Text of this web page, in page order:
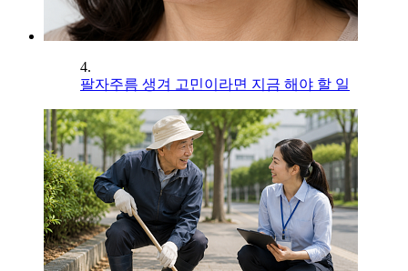
4.
팔자주름 생겨 고민이라면 지금 해야 할 일